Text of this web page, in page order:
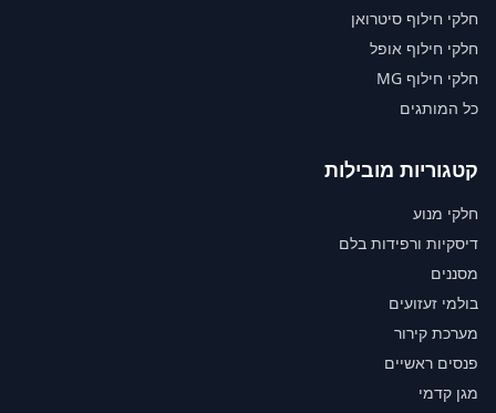
חלקי חילוף סיטרואן
חלקי חילוף אופל
חלקי חילוף MG
כל המותגים
קטגוריות מובילות
חלקי מנוע
דיסקיות ורפידות בלם
מסננים
בולמי זעזועים
מערכת קירור
פנסים ראשיים
מגן קדמי